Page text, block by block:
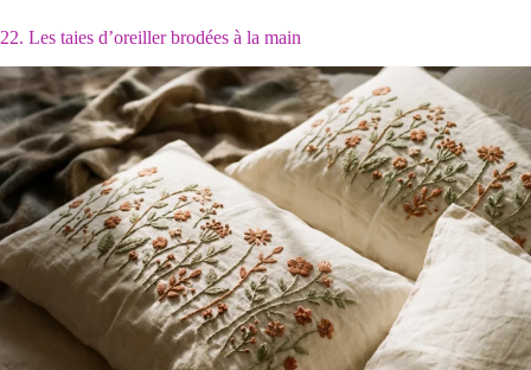
22. Les taies d’oreiller brodées à la main